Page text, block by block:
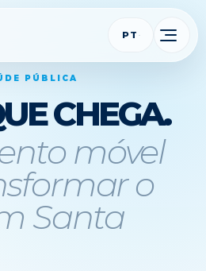
PT
PÚBLICA
CHEGA.
móvel
o
Santa